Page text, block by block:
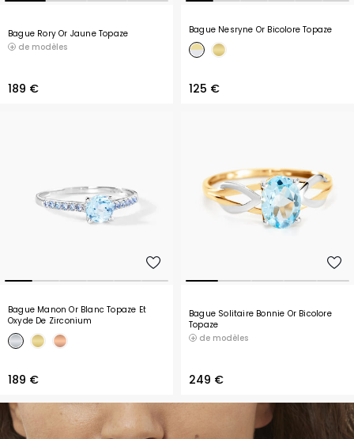
Bague Rory Or Jaune Topaze
de modèles
189 €
Bague Nesryne Or Bicolore Topaze
125 €
Bague Manon Or Blanc Topaze Et
Oxyde De Zirconium
189 €
Bague Solitaire Bonnie Or Bicolore
Topaze
de modèles
249 €